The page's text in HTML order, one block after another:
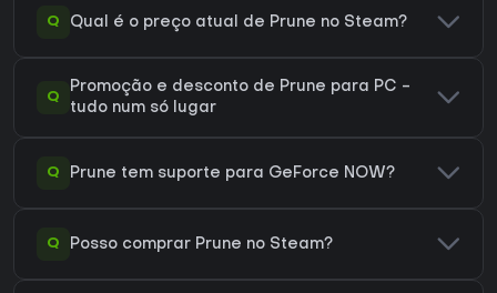
Q Qual é o preço atual de Prune no Steam?
Q
Promoção e desconto de Prune para PC -
tudo num só lugar
Q Prune tem suporte para GeForce NOW?
Q Posso comprar Prune no Steam?